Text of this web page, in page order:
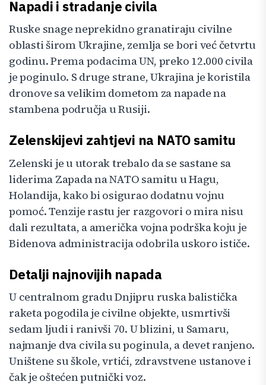
Napadi i stradanje civila
Ruske snage neprekidno granatiraju civilne
oblasti širom Ukrajine, zemlja se bori već četvrtu
godinu. Prema podacima UN, preko 12.000 civila
je poginulo. S druge strane, Ukrajina je koristila
dronove sa velikim dometom za napade na
stambena područja u Rusiji.
Zelenskijevi zahtjevi na NATO samitu
Zelenski je u utorak trebalo da se sastane sa
liderima Zapada na NATO samitu u Hagu,
Holandija, kako bi osigurao dodatnu vojnu
pomoć. Tenzije rastu jer razgovori o mira nisu
dali rezultata, a američka vojna podrška koju je
Bidenova administracija odobrila uskoro ističe.
Detalji najnovijih napada
U centralnom gradu Dnjipru ruska balistička
raketa pogodila je civilne objekte, usmrtivši
sedam ljudi i ranivši 70. U blizini, u Samaru,
najmanje dva civila su poginula, a devet ranjeno.
Uništene su škole, vrtići, zdravstvene ustanove i
čak je oštećen putnički voz.